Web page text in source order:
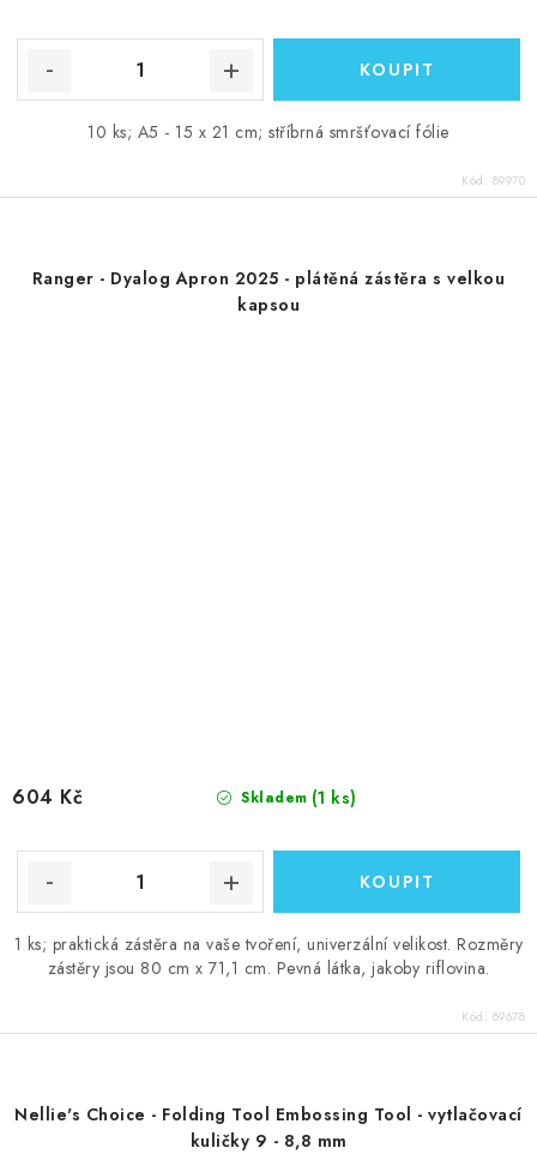
10 ks; A5 - 15 x 21 cm; stříbrná smršťovací fólie
Kód: 89970
Ranger - Dyalog Apron 2025 - plátěná zástěra s velkou
kapsou
Skladem (1 ks)
604 Kč
1 ks; praktická zástěra na vaše tvoření, univerzální velikost. Rozměry
zástěry jsou 80 cm x 71,1 cm. Pevná látka, jakoby riflovina.
Kód: 89678
Nellie's Choice - Folding Tool Embossing Tool - vytlačovací
kuličky 9 - 8,8 mm